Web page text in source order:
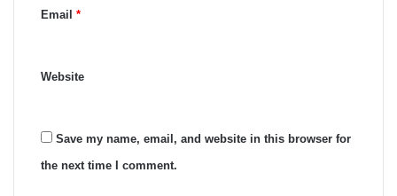
Email *
Website
Save my name, email, and website in this browser for
the next time I comment.